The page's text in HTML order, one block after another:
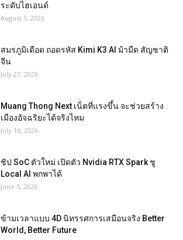
ระดับไฮเอนด์
August 3, 2026
สมรภูมิเดือด ถอดรหัส Kimi K3 AI ม้ามืด สัญชาติ
จีน
July 27, 2026
Muang Thong Next เน็ตที่แรงขึ้น จะช่วยสร้าง
เมืองอัจฉริยะได้จริงไหม
July 16, 2026
ชิป SoC ตัวใหม่ เปิดตัว Nvidia RTX Spark ชู
Local AI พกพาได้
June 5, 2026
ข้ามเวลาแบบ 4D นิทรรศการเสมือนจริง Better
World, Better Future